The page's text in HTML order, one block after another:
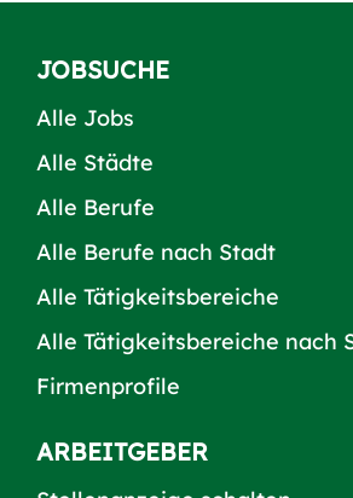
JOBSUCHE
Alle Jobs
Alle Städte
Alle Berufe
Alle Berufe nach Stadt
Alle Tätigkeitsbereiche
Alle Tätigkeitsbereiche nach
Firmenprofile
ARBEITGEBER